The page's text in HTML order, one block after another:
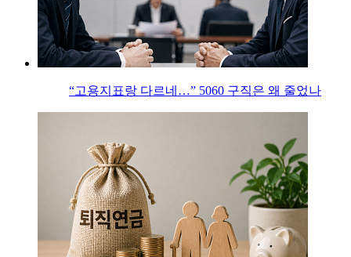
“고용지표랑 다르네…” 5060 구직은 왜 줄었나